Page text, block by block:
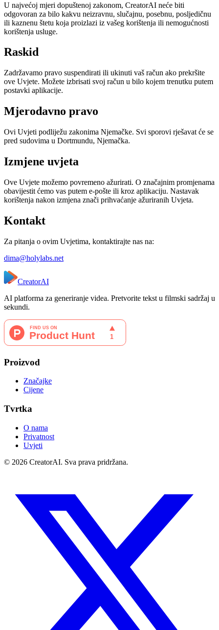
U najvećoj mjeri dopuštenoj zakonom, CreatorAI neće biti
odgovoran za bilo kakvu neizravnu, slučajnu, posebnu, posljedičnu
ili kaznenu štetu koja proizlazi iz vašeg korištenja ili nemogućnosti
korištenja usluge.
Raskid
Zadržavamo pravo suspendirati ili ukinuti vaš račun ako prekršite
ove Uvjete. Možete izbrisati svoj račun u bilo kojem trenutku putem
postavki aplikacije.
Mjerodavno pravo
Ovi Uvjeti podliježu zakonima Njemačke. Svi sporovi rješavat će se
pred sudovima u Dortmundu, Njemačka.
Izmjene uvjeta
Ove Uvjete možemo povremeno ažurirati. O značajnim promjenama
obavijestit ćemo vas putem e-pošte ili kroz aplikaciju. Nastavak
korištenja nakon izmjena znači prihvaćanje ažuriranih Uvjeta.
Kontakt
Za pitanja o ovim Uvjetima, kontaktirajte nas na:
dima@holylabs.net
CreatorAI
AI platforma za generiranje videa. Pretvorite tekst u filmski sadržaj u
sekundi.
Proizvod
Značajke
Cijene
Tvrtka
O nama
Privatnost
Uvjeti
© 2026 CreatorAI. Sva prava pridržana.